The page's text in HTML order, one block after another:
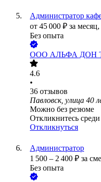
Администратор
от 45 000 ₽ за месяц,
Без опыта
ООО АЛЬФА ДОН
4.6
•
36 отзывов
Павловск, улица 40
Можно без резюме
Откликнитесь
Откликнуться
Администратор
1 500 – 2 400 ₽ за
Без опыта